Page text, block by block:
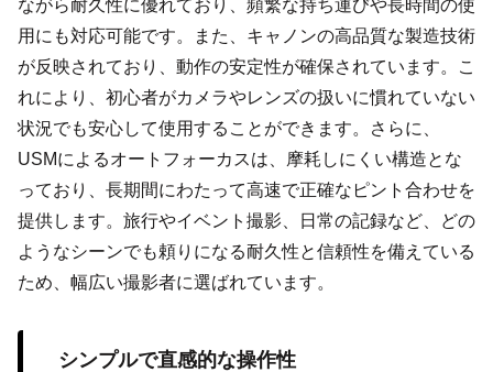
ながら耐久性に優れており、頻繁な持ち運びや長時間の使
用にも対応可能です。また、キャノンの高品質な製造技術
が反映されており、動作の安定性が確保されています。こ
れにより、初心者がカメラやレンズの扱いに慣れていない
状況でも安心して使用することができます。さらに、
USMによるオートフォーカスは、摩耗しにくい構造とな
っており、長期間にわたって高速で正確なピント合わせを
提供します。旅行やイベント撮影、日常の記録など、どの
ようなシーンでも頼りになる耐久性と信頼性を備えている
ため、幅広い撮影者に選ばれています。
シンプルで直感的な操作性